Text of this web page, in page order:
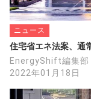
ニュース
住宅省エネ法案、通
EnergyShift編集部
2022年01月18日